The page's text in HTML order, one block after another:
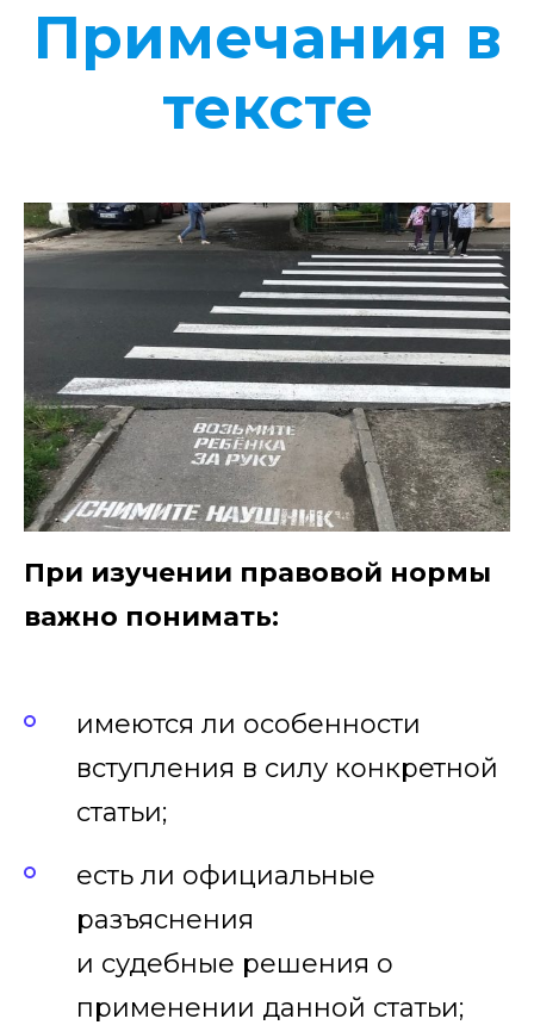
Примечания в
тексте
При изучении правовой нормы
важно понимать:
имеются ли особенности
вступления в силу конкретной
статьи;
есть ли официальные
разъяснения
и судебные решения о
применении данной статьи;